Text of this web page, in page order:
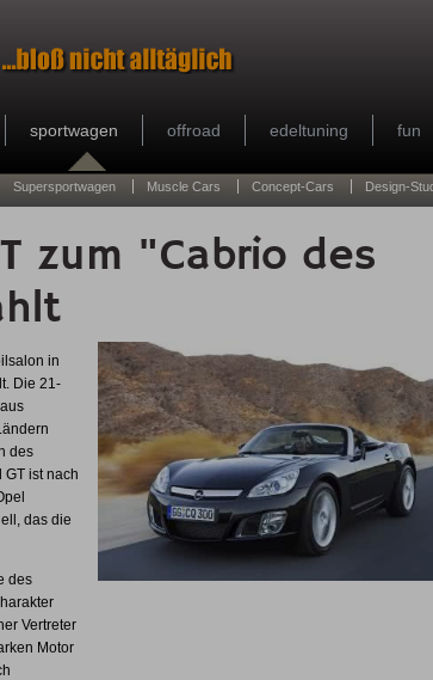
sportwagen offroad edeltuning fun
Supersportwagen Muscle Cars Concept-Cars Design-
zum "Cabrio des
in
Die 21-
des
GT ist nach
das die
des
Vertreter
Motor